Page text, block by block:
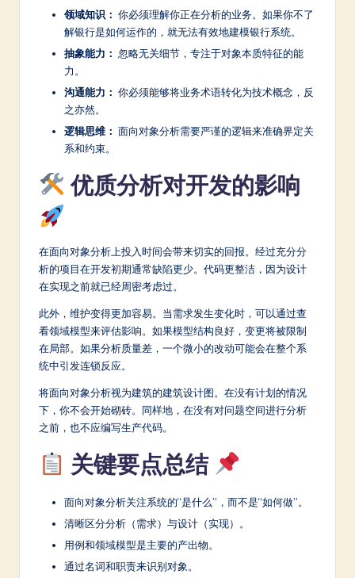
领域知识： 你必须理解你正在分析的业务。如果你不了
解银行是如何运作的，就无法有效地建模银行系统。
抽象能力： 忽略无关细节，专注于对象本质特征的能
力。
沟通能力： 你必须能够将业务术语转化为技术概念，反
之亦然。
逻辑思维： 面向对象分析需要严谨的逻辑来准确界定关
系和约束。
优质分析对开发的影响
在面向对象分析上投入时间会带来切实的回报。经过充分分
析的项目在开发初期通常缺陷更少。代码更整洁，因为设计
在实现之前就已经周密考虑过。
此外，维护变得更加容易。当需求发生变化时，可以通过查
看领域模型来评估影响。如果模型结构良好，变更将被限制
在局部。如果分析质量差，一个微小的改动可能会在整个系
统中引发连锁反应。
将面向对象分析视为建筑的建筑设计图。在没有计划的情况
下，你不会开始砌砖。同样地，在没有对问题空间进行分析
之前，也不应编写生产代码。
关键要点总结
面向对象分析关注系统的“是什么”，而不是“如何做”。
清晰区分分析（需求）与设计（实现）。
用例和领域模型是主要的产出物。
通过名词和职责来识别对象。